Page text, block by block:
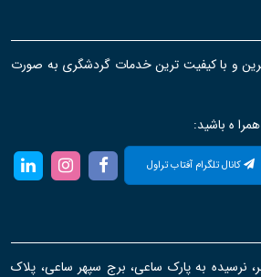
و با کیفیت ترین خدمات گردشگری به صورت
ه باشید:
کانال تلگرام آفتاب تراول
نرسیده به پارک ساعی، برج سپهر ساعی، پلاک